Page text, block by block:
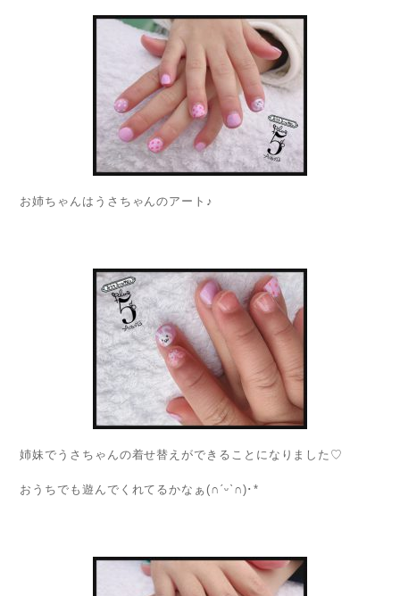
お姉ちゃんはうさちゃんのアート♪
姉妹でうさちゃんの着せ替えができることになりました♡
おうちでも遊んでくれてるかなぁ(∩ˊᵕˋ∩)･*